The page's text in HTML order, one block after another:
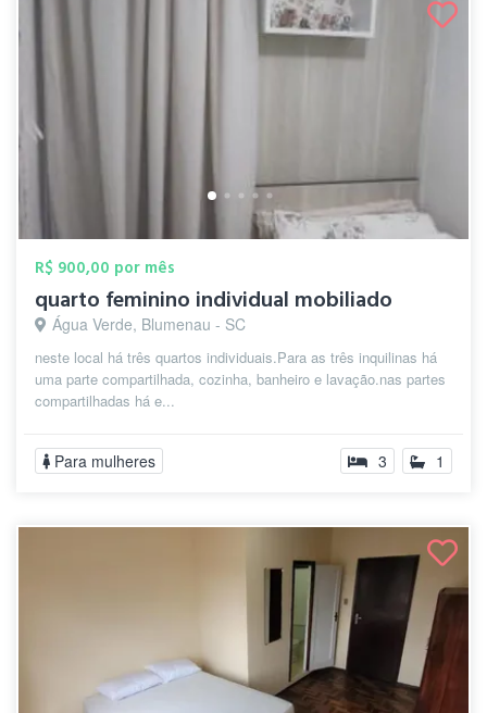
R$ 900,00 por mês
quarto feminino individual mobiliado
Água Verde, Blumenau - SC
neste local há três quartos individuais.Para as três inquilinas há
uma parte compartilhada, cozinha, banheiro e lavação.nas partes
compartilhadas há e...
Para mulheres 3 1